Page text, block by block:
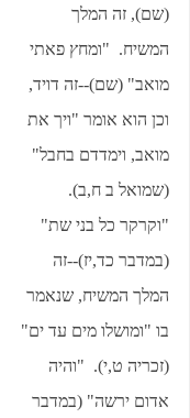
(שם), זה המלך
המשיח. "ומחץ פאתי
מואב" (שם)--זה דויד,
וכן הוא אומר "ויך את
מואב, וימדדם בחבל"
(שמואל ב ח,ב).
"וקרקר כל בני שת"
(במדבר כד,יז)--זה
המלך המשיח, שנאמר
בו "ומושלו מים עד ים"
(זכריה ט,י). "והיה
אדום ירשה" (במדבר